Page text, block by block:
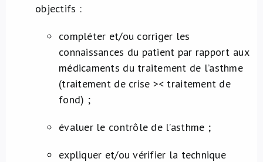
objectifs :
compléter et/ou corriger les
connaissances du patient par rapport aux
médicaments du traitement de l’asthme
(traitement de crise >< traitement de
fond) ;
évaluer le contrôle de l’asthme ;
expliquer et/ou vérifier la technique